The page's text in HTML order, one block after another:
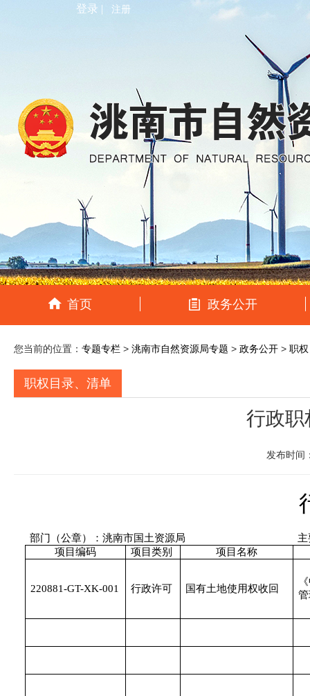
登录 | 注册
首页 政务公开
您当前的位置： 专题专栏 > 洮南市自然资源局专题 > 政务公开 > 职
职权目录、清单
行政职
发布时间
部门（公章）：洮南市国土资源局
项目编码
项目类别 项目名称
220881-GT-XK-001 行政许可 国有土地使用权收回